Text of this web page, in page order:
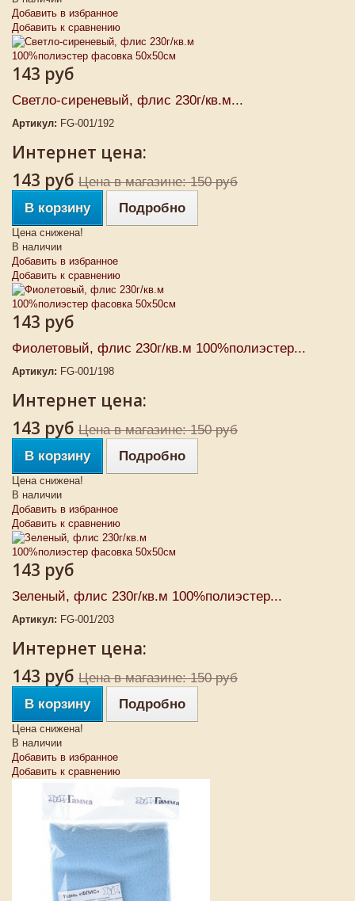
Добавить в избранное
Добавить к сравнению
143 руб
Светло-сиреневый, флис 230г/кв.м...
Артикул: FG-001/192
Интернет цена:
143 руб Цена в магазине: 150 руб
В корзину
Подробно
Цена снижена!
В наличии
Добавить в избранное
Добавить к сравнению
143 руб
Фиолетовый, флис 230г/кв.м 100%полиэстер...
Артикул: FG-001/198
Интернет цена:
143 руб Цена в магазине: 150 руб
В корзину
Подробно
Цена снижена!
В наличии
Добавить в избранное
Добавить к сравнению
143 руб
Зеленый, флис 230г/кв.м 100%полиэстер...
Артикул: FG-001/203
Интернет цена:
143 руб Цена в магазине: 150 руб
В корзину
Подробно
Цена снижена!
В наличии
Добавить в избранное
Добавить к сравнению